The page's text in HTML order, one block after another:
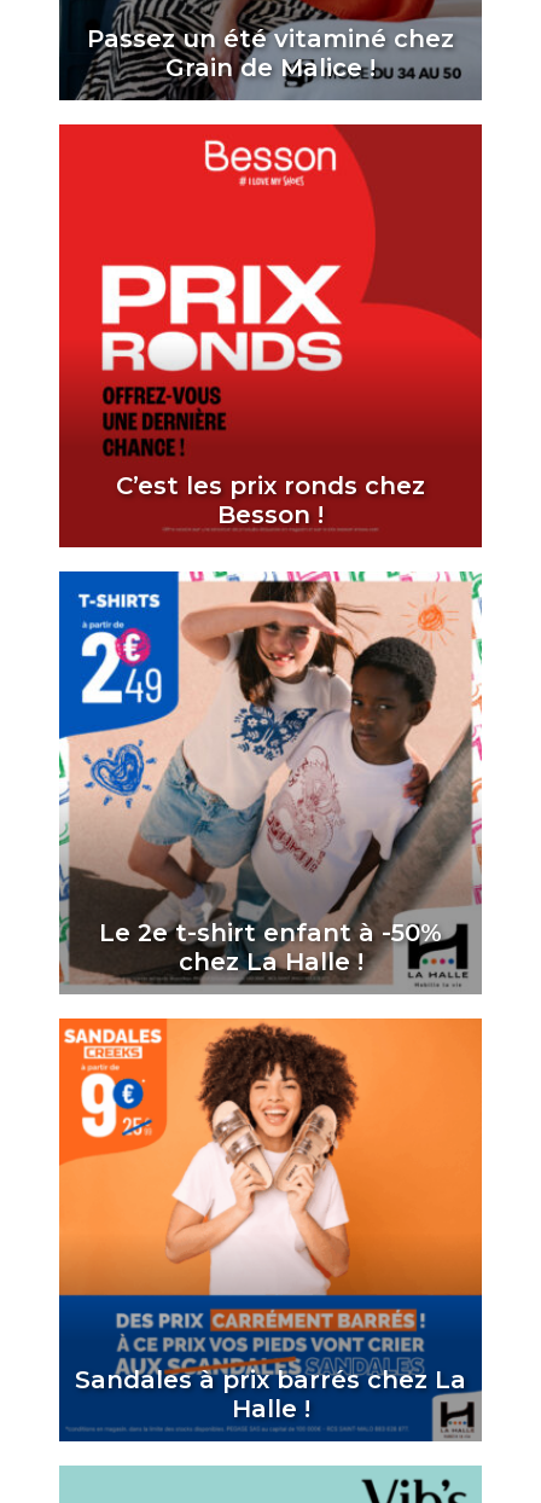
Passez un été vitaminé chez
Grain de Malice !
C’est les prix ronds chez
Besson !
Le 2e t-shirt enfant à -50%
chez La Halle !
Sandales à prix barrés chez La
Halle !